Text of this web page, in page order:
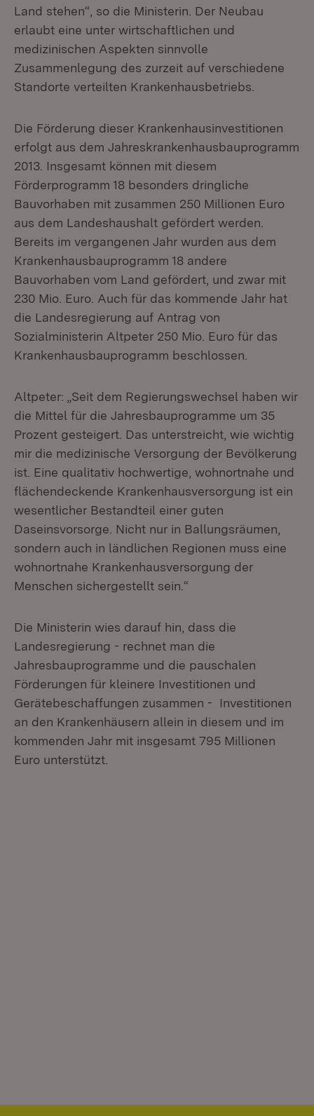
Land stehen“, so die Ministerin. Der Neubau
erlaubt eine unter wirtschaftlichen und
medizinischen Aspekten sinnvolle
Zusammenlegung des zurzeit auf verschiedene
Standorte verteilten Krankenhausbetriebs.
Die Förderung dieser Krankenhausinvestitionen
erfolgt aus dem Jahreskrankenhausbauprogramm
2013. Insgesamt können mit diesem
Förderprogramm 18 besonders dringliche
Bauvorhaben mit zusammen 250 Millionen Euro
aus dem Landeshaushalt gefördert werden.
Bereits im vergangenen Jahr wurden aus dem
Krankenhausbauprogramm 18 andere
Bauvorhaben vom Land gefördert, und zwar mit
230 Mio. Euro. Auch für das kommende Jahr hat
die Landesregierung auf Antrag von
Sozialministerin Altpeter 250 Mio. Euro für das
Krankenhausbauprogramm beschlossen.
Altpeter: „Seit dem Regierungswechsel haben wir
die Mittel für die Jahresbauprogramme um 35
Prozent gesteigert. Das unterstreicht, wie wichtig
mir die medizinische Versorgung der Bevölkerung
ist. Eine qualitativ hochwertige, wohnortnahe und
flächendeckende Krankenhausversorgung ist ein
wesentlicher Bestandteil einer guten
Daseinsvorsorge. Nicht nur in Ballungsräumen,
sondern auch in ländlichen Regionen muss eine
wohnortnahe Krankenhausversorgung der
Menschen sichergestellt sein.“
Die Ministerin wies darauf hin, dass die
Landesregierung - rechnet man die
Jahresbauprogramme und die pauschalen
Förderungen für kleinere Investitionen und
Gerätebeschaffungen zusammen - Investitionen
an den Krankenhäusern allein in diesem und im
kommenden Jahr mit insgesamt 795 Millionen
Euro unterstützt.